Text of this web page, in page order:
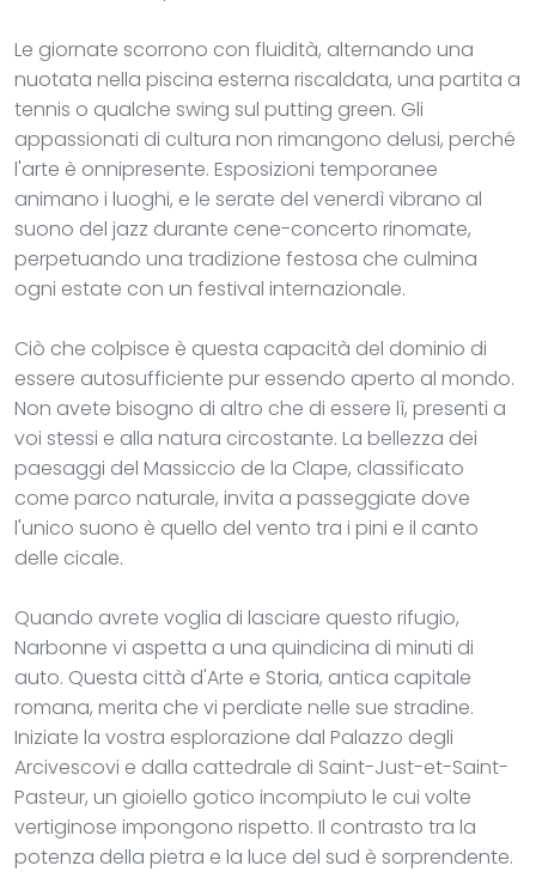
Le giornate scorrono con fluidità, alternando una
nuotata nella piscina esterna riscaldata, una partita a
tennis o qualche swing sul putting green. Gli
appassionati di cultura non rimangono delusi, perché
l'arte è onnipresente. Esposizioni temporanee
animano i luoghi, e le serate del venerdì vibrano al
suono del jazz durante cene-concerto rinomate,
perpetuando una tradizione festosa che culmina
ogni estate con un festival internazionale.
Ciò che colpisce è questa capacità del dominio di
essere autosufficiente pur essendo aperto al mondo.
Non avete bisogno di altro che di essere lì, presenti a
voi stessi e alla natura circostante. La bellezza dei
paesaggi del Massiccio de la Clape, classificato
come parco naturale, invita a passeggiate dove
l'unico suono è quello del vento tra i pini e il canto
delle cicale.
Quando avrete voglia di lasciare questo rifugio,
Narbonne vi aspetta a una quindicina di minuti di
auto. Questa città d'Arte e Storia, antica capitale
romana, merita che vi perdiate nelle sue stradine.
Iniziate la vostra esplorazione dal Palazzo degli
Arcivescovi e dalla cattedrale di Saint-Just-et-Saint-
Pasteur, un gioiello gotico incompiuto le cui volte
vertiginose impongono rispetto. Il contrasto tra la
potenza della pietra e la luce del sud è sorprendente.